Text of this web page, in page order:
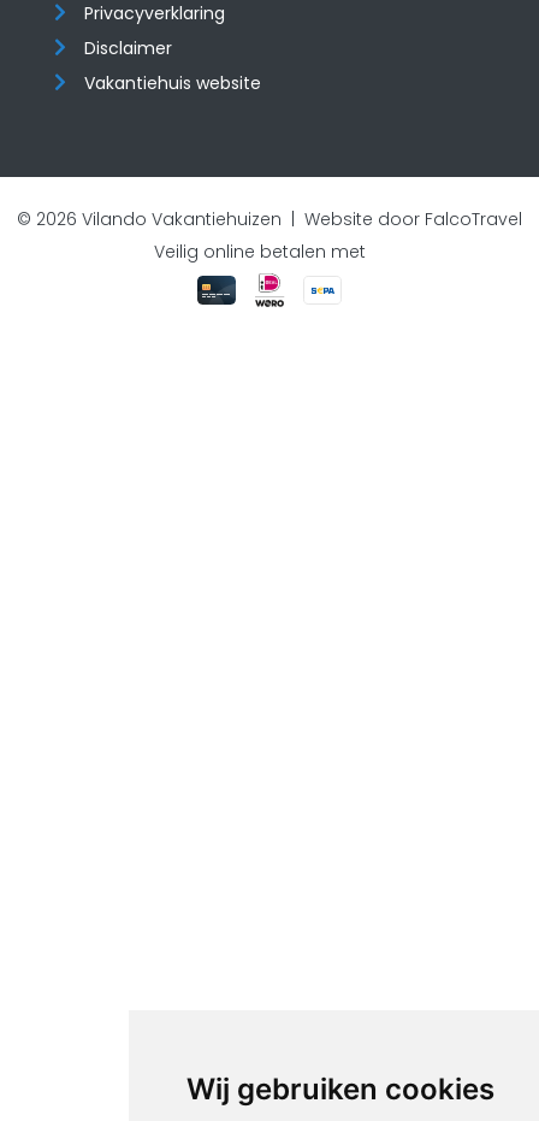
Wij gebruiken cookies
Privacyverklaring
Disclaimer
Vakantiehuis website
© 2026 Vilando Vakantiehuizen | Website door FalcoTravel
Veilig online betalen met